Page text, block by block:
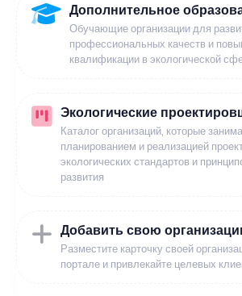
Дополнительное
Обучающие организации для
профессиональных качеств и
квалификации в экологической
Экологические
Каталог организаций, которые
планированием и реализацией
экологических стандартов и
развития
Добавить свою
Разместите карточку своей
портале и привлекайте целевых